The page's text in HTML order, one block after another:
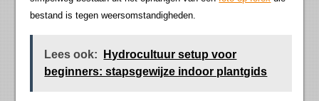
bestand is tegen weersomstandigheden.
Lees ook:
Hydrocultuur setup voor
beginners: stapsgewijze indoor plantgids